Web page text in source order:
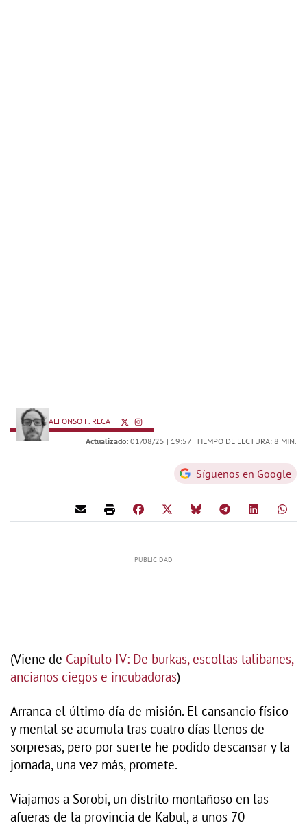
ALFONSO F. RECA
Actualizado: 01/08/25 | 19:57| TIEMPO DE LECTURA: 8 MIN.
Síguenos en Google
(Viene de Capítulo IV: De burkas, escoltas talibanes,
ancianos ciegos e incubadoras)
Arranca el último día de misión. El cansancio físico
y mental se acumula tras cuatro días llenos de
sorpresas, pero por suerte he podido descansar y la
jornada, una vez más, promete.
Viajamos a Sorobi, un distrito montañoso en las
afueras de la provincia de Kabul, a unos 70